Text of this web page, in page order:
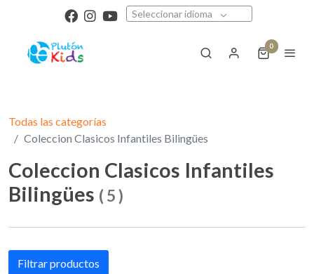
Seleccionar idioma
0
Todas las categorías
Coleccion Clasicos Infantiles Bilingües
Coleccion Clasicos Infantiles
Bilingües (5)
Filtrar productos